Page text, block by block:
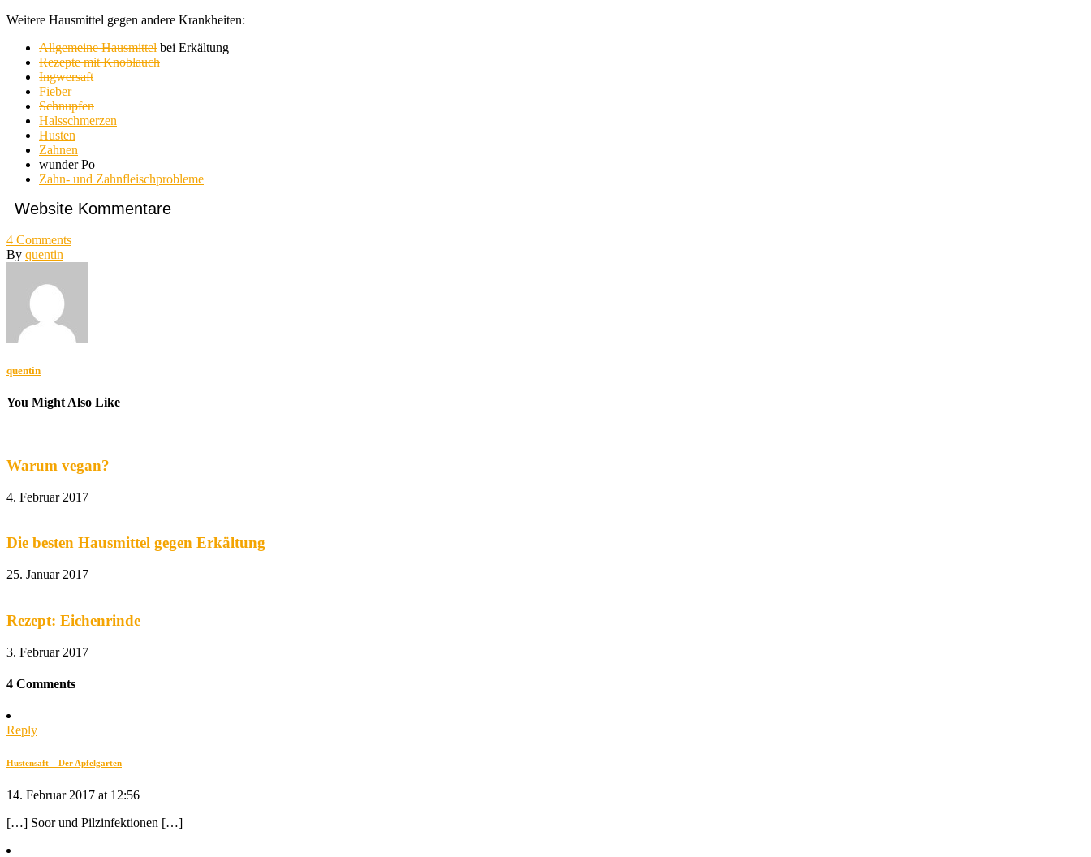
Weitere Hausmittel gegen andere Krankheiten:
Allgemeine Hausmittel bei Erkältung
Rezepte mit Knoblauch
Ingwersaft
Fieber
Schnupfen
Halsschmerzen
Husten
Zahnen
wunder Po
Zahn- und Zahnfleischprobleme
Website Kommentare
4 Comments
By quentin
quentin
You Might Also Like
Warum vegan?
4. Februar 2017
Die besten Hausmittel gegen Erkältung
25. Januar 2017
Rezept: Eichenrinde
3. Februar 2017
4 Comments
Reply
Hustensaft – Der Apfelgarten
14. Februar 2017 at 12:56
[…] Soor und Pilzinfektionen […]